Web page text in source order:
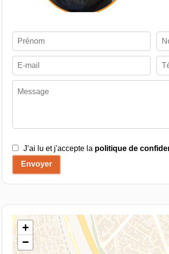
J’ai lu et j'accepte la politique de
Envoyer
+
−